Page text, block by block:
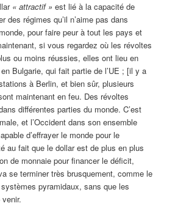
« attractif » est lié à la capacité de
des régimes qu’il n’aime pas dans
pour faire peur à tout les pays et
si vous regardez où les révoltes
ou moins réussies, elles ont lieu en
Bulgarie, qui fait partie de l’UE ; [il y a
à Berlin, et bien sûr, plusieurs
maintenant en feu. Des révoltes
différentes parties du monde. C’est
et l’Occident dans son ensemble
d’effrayer le monde pour le
au fait que le dollar est de plus en plus
de monnaie pour financer le déficit,
se terminer très brusquement, comme le
pyramidaux, sans que les